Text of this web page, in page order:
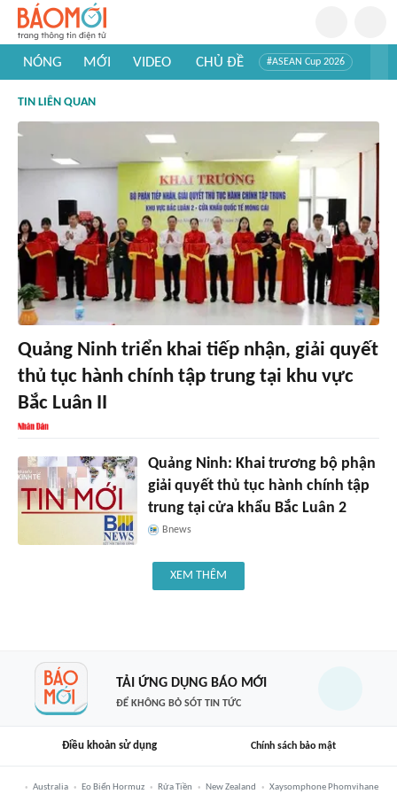
NÓNG MỚI VIDEO CHỦ ĐỀ #ASEAN Cup 2026
#Khám phá thế giới
TIN LIÊN QUAN
Quảng Ninh triển khai tiếp nhận, giải quyết
thủ tục hành chính tập trung tại khu vực
Bắc Luân II
Quảng Ninh: Khai trương bộ phận
giải quyết thủ tục hành chính tập
trung tại cửa khẩu Bắc Luân 2
Bnews
XEM THÊM
TẢI ỨNG DỤNG BÁO MỚI
ĐỂ KHÔNG BỎ SÓT TIN TỨC
Điều khoản sử dụng Chính sách bảo mật
Australia Eo Biển Hormuz Rửa Tiền New Zealand Xaysomphone Phomvihane